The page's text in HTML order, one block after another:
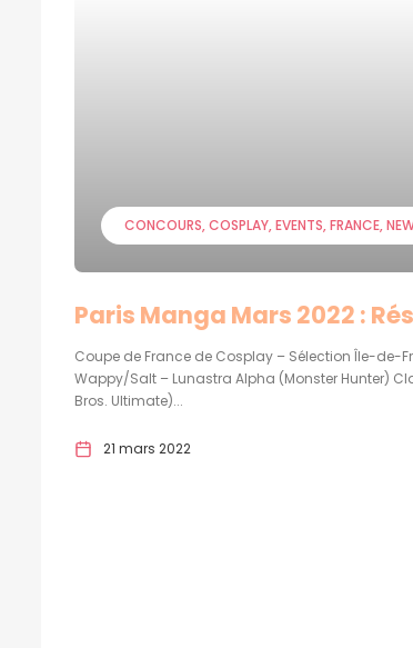
CONCOURS COSPLAY EVENTS FRANCE
Paris Manga Mars 2022 :
Coupe de France de Cosplay – Sélection Île-de-
Wappy/Salt – Lunastra Alpha (Monster Hunter)
Bros. Ultimate)...
21 mars 2022